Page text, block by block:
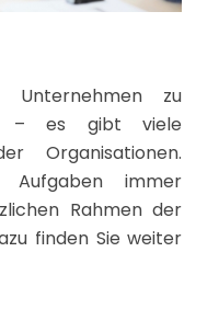
zu
– es gibt viele
Organisationen.
Aufgaben immer
Rahmen der
finden Sie weiter